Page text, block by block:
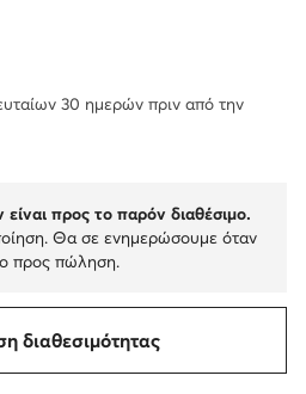
30 ημερών πριν από την
προς το παρόν διαθέσιμο.
Θα σε ενημερώσουμε όταν
προς πώληση.
διαθεσιμότητας